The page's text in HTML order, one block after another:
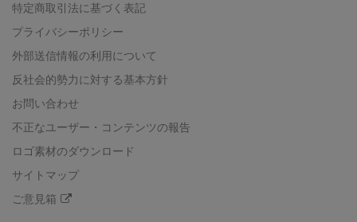
特定商取引法に基づく表記
プライバシーポリシー
外部送信情報の利用について
反社会的勢力に対する基本方針
お問い合わせ
不正なユーザー・コンテンツの報告
ロゴ素材のダウンロード
サイトマップ
ご意見箱